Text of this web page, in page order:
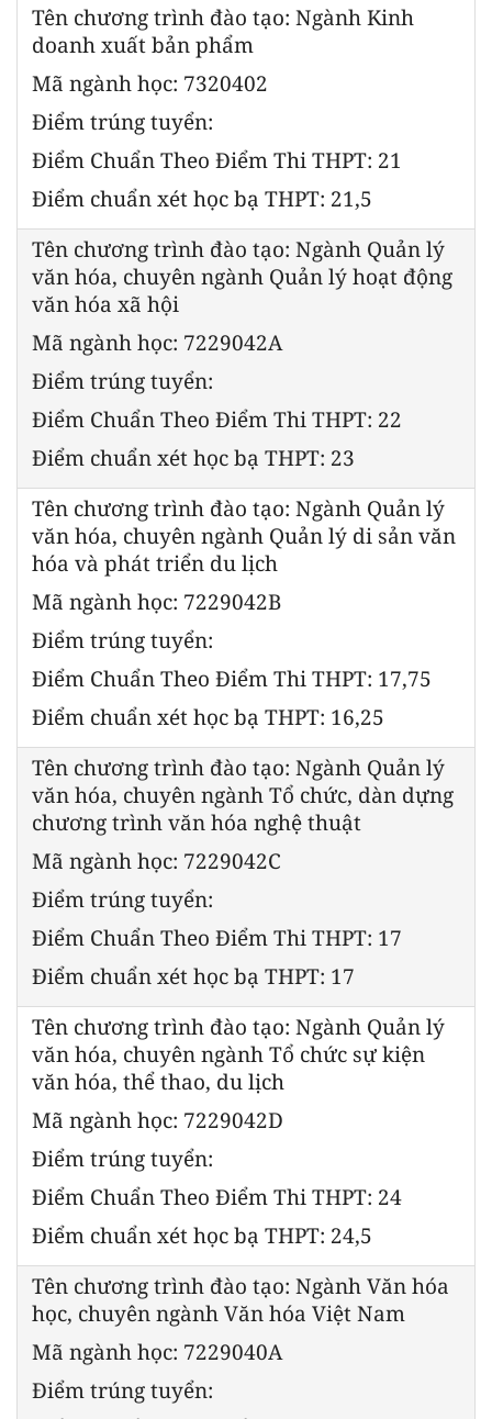
Tên chương trình đào tạo: Ngành Kinh
doanh xuất bản phẩm
Mã ngành học: 7320402
Điểm trúng tuyển:
Điểm Chuẩn Theo Điểm Thi THPT: 21
Điểm chuẩn xét học bạ THPT: 21,5
Tên chương trình đào tạo: Ngành Quản lý
văn hóa, chuyên ngành Quản lý hoạt động
văn hóa xã hội
Mã ngành học: 7229042A
Điểm trúng tuyển:
Điểm Chuẩn Theo Điểm Thi THPT: 22
Điểm chuẩn xét học bạ THPT: 23
Tên chương trình đào tạo: Ngành Quản lý
văn hóa, chuyên ngành Quản lý di sản văn
hóa và phát triển du lịch
Mã ngành học: 7229042B
Điểm trúng tuyển:
Điểm Chuẩn Theo Điểm Thi THPT: 17,75
Điểm chuẩn xét học bạ THPT: 16,25
Tên chương trình đào tạo: Ngành Quản lý
văn hóa, chuyên ngành Tổ chức, dàn dựng
chương trình văn hóa nghệ thuật
Mã ngành học: 7229042C
Điểm trúng tuyển:
Điểm Chuẩn Theo Điểm Thi THPT: 17
Điểm chuẩn xét học bạ THPT: 17
Tên chương trình đào tạo: Ngành Quản lý
văn hóa, chuyên ngành Tổ chức sự kiện
văn hóa, thể thao, du lịch
Mã ngành học: 7229042D
Điểm trúng tuyển:
Điểm Chuẩn Theo Điểm Thi THPT: 24
Điểm chuẩn xét học bạ THPT: 24,5
Tên chương trình đào tạo: Ngành Văn hóa
học, chuyên ngành Văn hóa Việt Nam
Mã ngành học: 7229040A
Điểm trúng tuyển: